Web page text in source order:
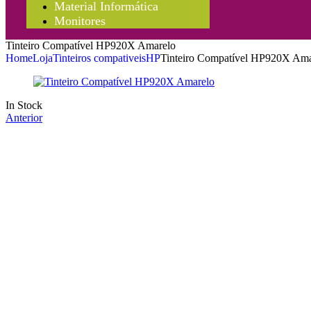
Material Informática
Monitores
Tinteiro Compatível HP920X Amarelo
HomeLojaTinteiros compativeisHPTinteiro Compatível HP920X
In Stock
Anterior